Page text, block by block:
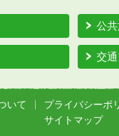
公
交
いて プライバシーポ
サイトマップ